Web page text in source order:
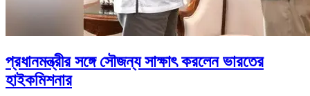
প্রধানমন্ত্রীর সঙ্গে সৌজন্য সাক্ষাৎ করলেন ভারতের
হাইকমিশনার